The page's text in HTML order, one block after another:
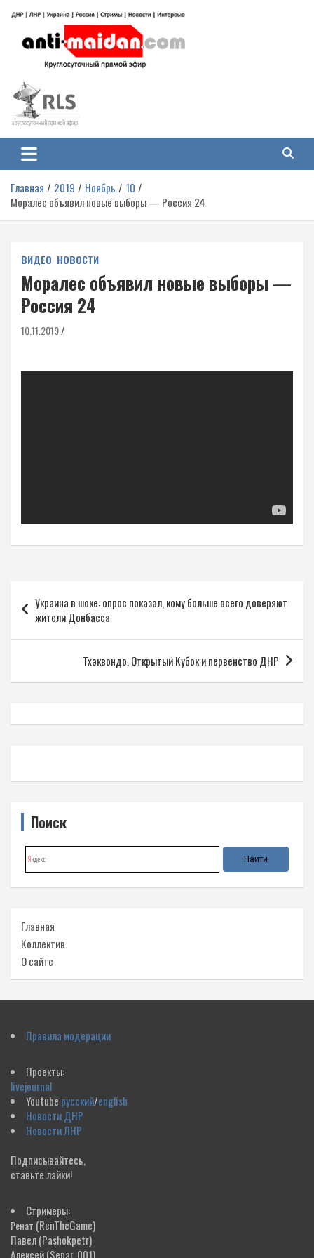
содержимому
Антимайдан: Гражданская война
на Украине
гражданской войне на Украине, включая события в Новороссии, ДНР,
ЛНР и других регионах.
Главная 2019 Ноябрь
10
Моралес объявил новые выборы — Россия 24
ВИДЕО НОВОСТИ
Моралес объявил новые выборы —
Россия 24
10.11.2019
по
записям
Украина в шоке: опрос показал, кому больше всего доверяют
жители Донбасса
Тхэквондо. Открытый Кубок и первенство ДНР
Поиск
Главная
Коллектив
О сайте
Правила модерации
Проекты:
livejournal
Youtube русский/english
Новости ДНР
Новости ЛНР
Подписывайтесь,
ставьте лайки!
Стримеры:
Ренат (RenTheGame)
Павел(Pashokpetr)
Алексей(Separ_001)